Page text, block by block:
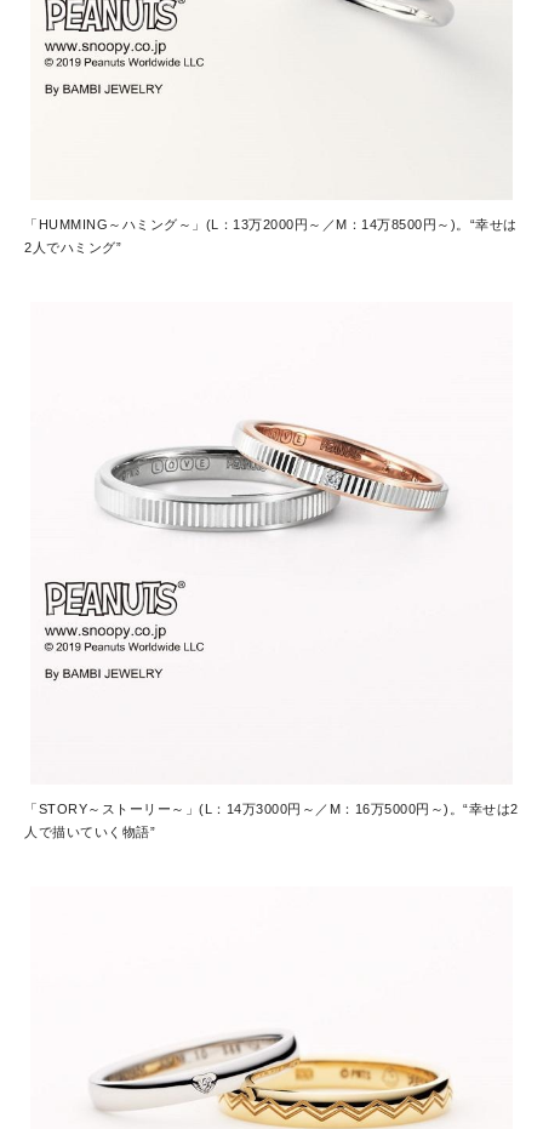
「HUMMING～ハミング～」(L：13万2000円～／M：14万8500円～)。“幸せは
2人でハミング”
「STORY～ストーリー～」(L：14万3000円～／M：16万5000円～)。“幸せは2
人で描いていく物語”